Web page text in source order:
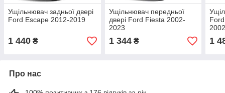
Ущільнювач задньої двері
Ford Escape 2012-2019
1 440 ₴
Ущільнювач передньої
двері Ford Fiesta 2002-
2023
1 344₴ 1
Про нас